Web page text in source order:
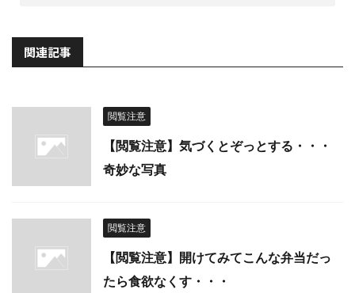
関連記事
閲覧注意
【閲覧注意】気づくとぞっとする・・・
奇妙な写真
閲覧注意
【閲覧注意】開けてみてこんな弁当だっ
たら食欲なくす・・・